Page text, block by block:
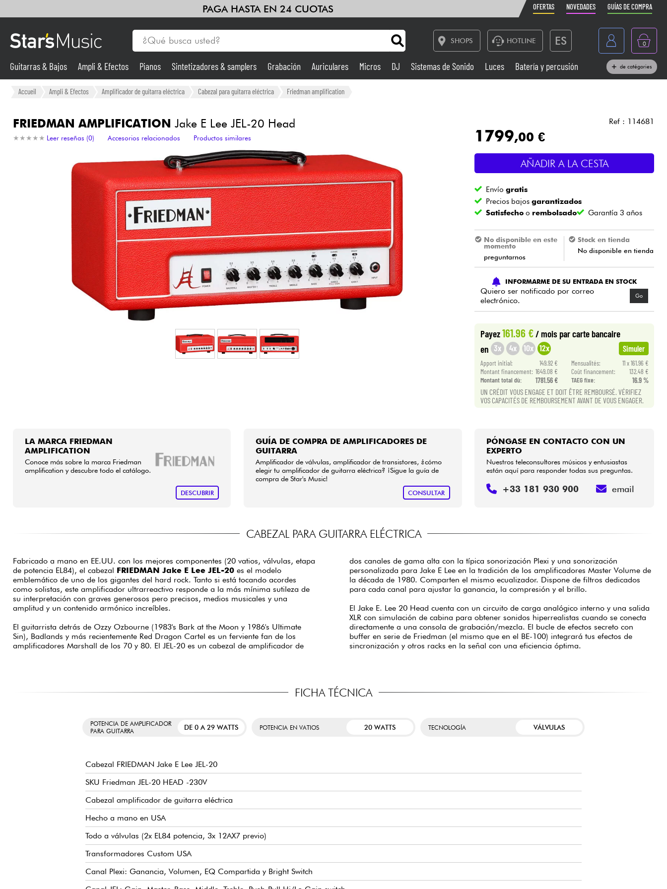
PAGA HASTA EN 24 CUOTAS OFERTAS NOVEDADES GUÍAS DE COMPRA
SHOPS HOTLINE ES
France
Belgique
Nederland
0
Guitarras & Bajos Ampli & Efectos
Sintetizadores & samplers Grabación
Sistemas de Sonido
Batería y percusión Vientos
Violines y cuarteto Niños Cables & Acces.
Bundle
Ver nuestras marcas
Guitarras & Bajos Ampli & Efectos Pianos Sintetizadores & samplers Grabación Auriculares Micros DJ Sistemas de Sonido Luces Batería y percusión de catégories
Accueil Ampli & Efectos Amplificador de guitarra eléctrica Cabezal para guitarra eléctrica Friedman amplification
FRIEDMAN AMPLIFICATION Jake E Lee JEL-20 Head
★ ★ ★ ★ ★
★ ★ ★ ★ ★ Leer reseñas (0) Accesorios relacionados Productos similares
Ref : 114681
1799,00 €
AÑADIR A LA CESTA
Envíogratis
Precios bajosgarantizados
Satisfecho o rembolsado Garantía 3 años
No disponible en este
momento
preguntarnos
Stock en tienda
No disponible en tienda
INFORMARME DE SU ENTRADA EN STOCK
Quiero ser notificado por correo
electrónico.
Go
Payez161.96 €/ mois par carte bancaire
en 3x 4x 10x 12x Simuler
Apport initial: 149.92 € Mensualités:
11 x 161.96 €
Montant financement: 1649.08 € Coût financement:
132.48 €
Montant total dù:
1781.56 € TAEG fixe: 16.9 %
UN CRÉDIT VOUS ENGAGE ET DOIT ÊTRE REMBOURSÉ. VÉRIFIEZ
VOS CAPACITÉS DE REMBOURSEMENT AVANT DE VOUS ENGAGER.
LA MARCA FRIEDMAN
AMPLIFICATION
Conoce más sobre la marca Friedman
amplification y descubre todo el catálogo.
DESCUBRIR
GUÍA DE COMPRA DE AMPLIFICADORES DE
GUITARRA
Amplificador de válvulas, amplificador de transistores, ¿cómo
elegir tu amplificador de guitarra eléctrica? ¡Sigue la guía de
compra de Star's Music!
CONSULTAR
PÓNGASE EN CONTACTO CON UN
EXPERTO
Nuestros teleconsultores músicos y entusiastas
están aquí para responder todas sus preguntas.
+33 181 930 900 email
CABEZAL PARA GUITARRA ELÉCTRICA
Fabricado a mano en EE.UU. con los mejores componentes (20 vatios, válvulas, etapa
de potencia EL84), el cabezal FRIEDMAN Jake E Lee JEL-20es el modelo
emblemático de uno de los gigantes del hard rock. Tanto si está tocando acordes
como solistas, este amplificador ultrarreactivo responde a la más mínima sutileza de
su interpretación con graves generosos pero precisos, medios musicales y una
amplitud y un contenido armónico increíbles.
El guitarrista detrás de Ozzy Ozbourne (1983's Bark at the Moon y 1986's Ultimate
Sin), Badlands y más recientemente Red Dragon Cartel es un ferviente fan de los
amplificadores Marshall de los 70 y 80. El JEL-20 es un cabezal de amplificador de
dos canales de gama alta con la típica sonorización Plexi y una sonorización
personalizada para Jake E Lee en la tradición de los amplificadores Master Volume de
la década de 1980. Comparten el mismo ecualizador. Dispone de filtros dedicados
para cada canal para ajustar la ganancia, la compresión y el brillo.
El Jake E. Lee 20 Head cuenta con un circuito de carga analógico interno y una salida
XLR con simulación de cabina para obtener sonidos hiperrealistas cuando se conecta
directamente a una consola de grabación/mezcla. El bucle de efectos secreto con
buffer en serie de Friedman (el mismo que en el BE-100) integrará tus efectos de
sincronización y otros racks en la señal con una eficiencia óptima.
FICHA TÉCNICA
POTENCIA DE AMPLIFICADOR
PARA GUITARRA
DE 0 A 29 WATTS POTENCIA EN VATIOS 20 WATTS TECNOLOGÍA VÁLVULAS
Cabezal FRIEDMAN Jake E Lee JEL-20
SKU Friedman JEL-20 HEAD -230V
Cabezal amplificador de guitarra eléctrica
Hecho a mano en USA
Todo a válvulas (2x EL84 potencia, 3x 12AX7 previo)
Transformadores Custom USA
Canal Plexi: Ganancia, Volumen, EQ Compartida y Bright Switch